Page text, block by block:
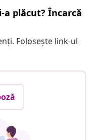
plăcut? Încarcă
Folosește link-ul